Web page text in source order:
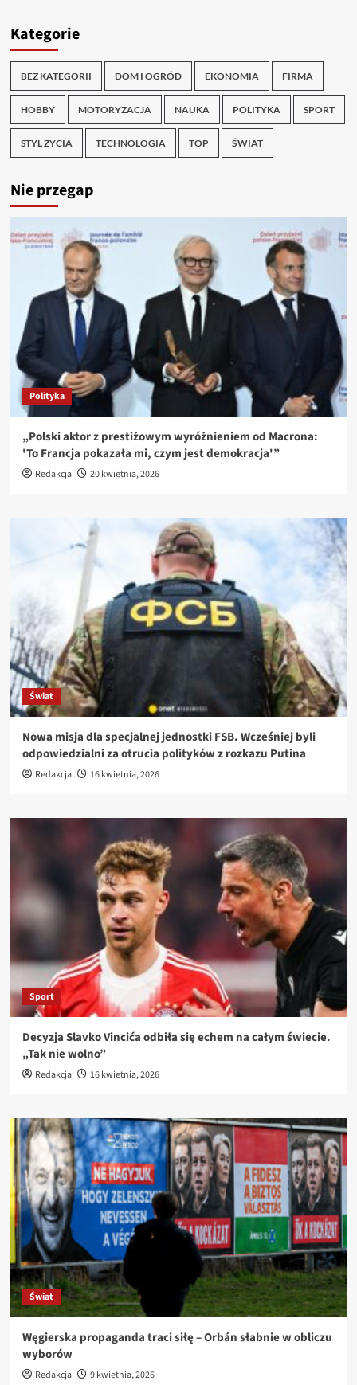
Kategorie
BEZ KATEGORII DOM I OGRÓD EKONOMIA FIRMA
HOBBY MOTORYZACJA NAUKA POLITYKA SPORT
STYL ŻYCIA TECHNOLOGIA TOP ŚWIAT
Nie przegap
Polityka
„Polski aktor z prestiżowym wyróżnieniem od Macrona:
'To Francja pokazała mi, czym jest demokracja'”
Redakcja 20 kwietnia, 2026
Świat
Nowa misja dla specjalnej jednostki FSB. Wcześniej byli
odpowiedzialni za otrucia polityków z rozkazu Putina
Redakcja 16 kwietnia, 2026
Sport
Decyzja Slavko Vincića odbiła się echem na całym świecie.
„Tak nie wolno”
Redakcja 16 kwietnia, 2026
Świat
Węgierska propaganda traci siłę – Orbán słabnie w obliczu
wyborów
Redakcja 9 kwietnia, 2026